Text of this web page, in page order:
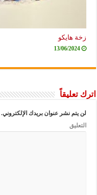
زخة هايكو
13/06/2024
اترك تعليقاً
لن يتم نشر عنوان بريدك الإلكتروني.
التعليق